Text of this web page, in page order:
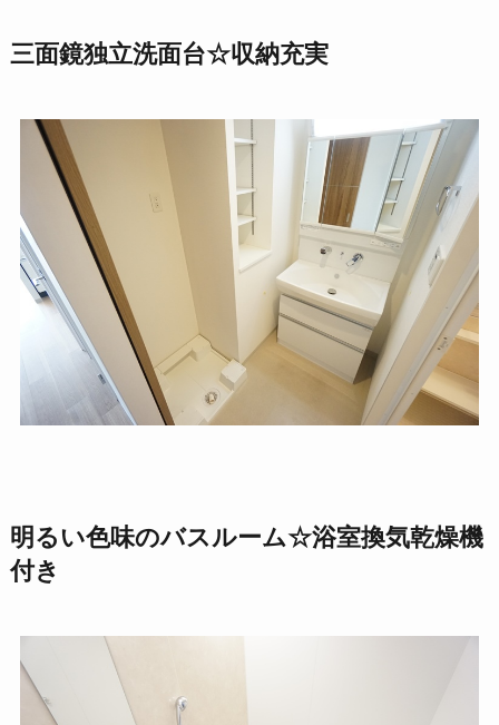
三面鏡独立洗面台☆収納充実
明るい色味のバスルーム☆浴室換気乾燥機
付き